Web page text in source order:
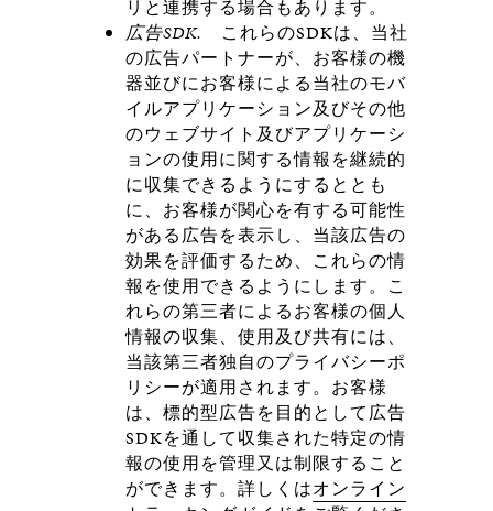
リと連携する場合もあります。
広告SDK. これらのSDKは、当社
の広告パートナーが、お客様の機
器並びにお客様による当社のモバ
イルアプリケーション及びその他
のウェブサイト及びアプリケーシ
ョンの使用に関する情報を継続的
に収集できるようにするととも
に、お客様が関心を有する可能性
がある広告を表示し、当該広告の
効果を評価するため、これらの情
報を使用できるようにします。こ
れらの第三者によるお客様の個人
情報の収集、使用及び共有には、
当該第三者独自のプライバシーポ
リシーが適用されます。お客様
は、標的型広告を目的として広告
SDKを通して収集された特定の情
報の使用を管理又は制限すること
ができます。詳しくはオンライン